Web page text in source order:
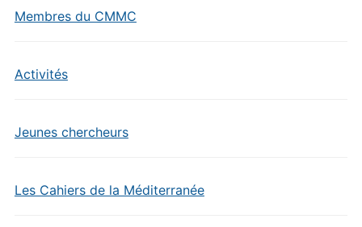
Membres du CMMC
Activités
Jeunes chercheurs
Les Cahiers de la Méditerranée